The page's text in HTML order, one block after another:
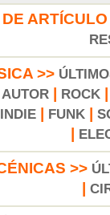
>>
ROCK
INDIE FUNK
>>